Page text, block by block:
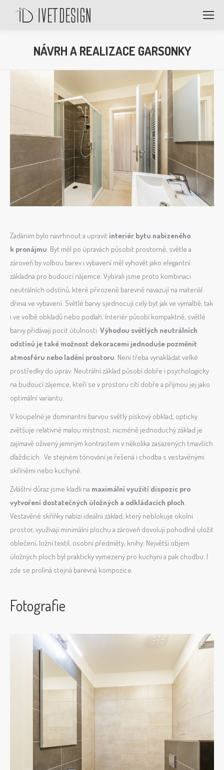
NÁVRH A REALIZACE GARSONKY
Zadáním bylo navrhnout a upravit interiér bytu nabízeného
k pronájmu. Byt měl po úpravách působit prostorně, světle a
zároveň by volbou barev i vybavení měl vyhovět jako elegantní
základna pro budoucí nájemce. Vybírali jsme proto kombinaci
neutrálních odstínů, které přirozeně barevně navazují na materiál
dřeva ve vybavení. Světlé barvy sjednocují celý byt jak ve výmalbě, tak
i ve volbě obkladů nebo podlah. Interiér působí kompaktně, světlé
barvy přidávají pocit útulnosti. Výhodou světlých neutrálních
odstínů je také možnost dekoracemi jednoduše pozměnit
atmosféru nebo ladění prostoru. Není třeba vynakládat velké
prostředky do úprav. Neutrální základ působí dobře i psychologicky
na budoucí zájemce, kteří se v prostoru cítí dobře a přijmou jej jako
optimální variantu.
V koupelně je dominantní barvou světlý pískový obklad, opticky
zvětšuje relativně malou místnost, nicméně jednoduchý základ je
zajímavě oživený jemným kontrastem v několika zasazených tmavších
dlaždicích. Ve stejném tónování je řešená i chodba s vestavěnými
skříněmi nebo kuchyně.
Zvláštní důraz jsme kladli na maximální využití dispozic pro
vytvoření dostatečných úložných a odkládacích ploch.
Vestavěné skříňky nabízí ideální základ, který neblokuje okolní
prostor, využívají minimální plochu a zároveň dovolují pohodlně uložit
oblečení, ložní textil, osobní předměty, knihy. Největší objem
úložných ploch byl prakticky vymezený pro kuchyni a pak chodbu. I
zde se prolíná stejná barevná kompozice.
Fotografie